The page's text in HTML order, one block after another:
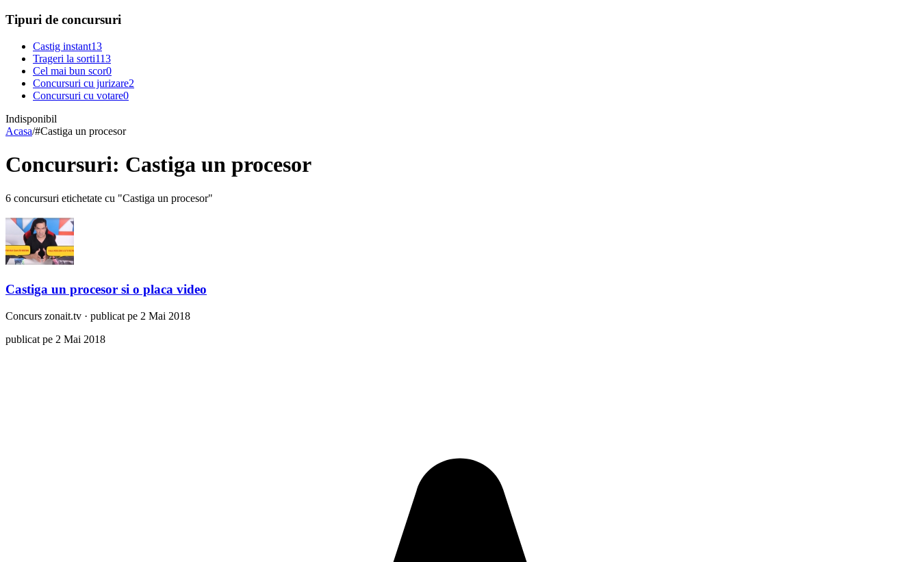
Tipuri de concursuri
Castig instant13
Trageri la sorti113
Cel mai bun scor0
Concursuri cu jurizare2
Concursuri cu votare0
Indisponibil
Acasa/#Castiga un procesor
Concursuri: Castiga un procesor
6 concursuri etichetate cu "Castiga un procesor"
Castiga un procesor si o placa video
Concurs zonait.tv · publicat pe 2 Mai 2018
publicat pe 2 Mai 2018